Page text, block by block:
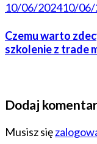
10/06/202410/06/
Czemu warto
szkolenie z trade
Dodaj
Musisz się